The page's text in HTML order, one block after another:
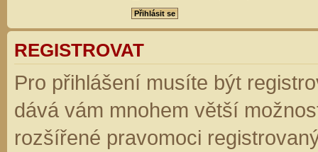
REGISTROVAT
Pro přihlášení musíte být
dává vám mnohem větší
rozšířené pravomoci